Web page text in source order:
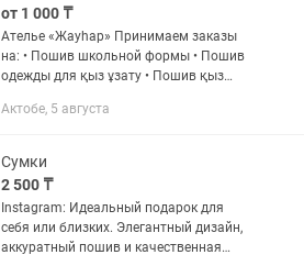
от 1 000 ₸
Ателье «Жауһар» Принимаем заказы
на: • Пошив школьной формы • Пошив
одежды для қыз ұзату • Пошив қыз
женской, мужской и детской одежды •
Актобе, 5 августа
Сумки
2 500 ₸
Instagram: Идеальный подарок для
себя или близких. Элегантный дизайн,
аккуратный пошив и качественная